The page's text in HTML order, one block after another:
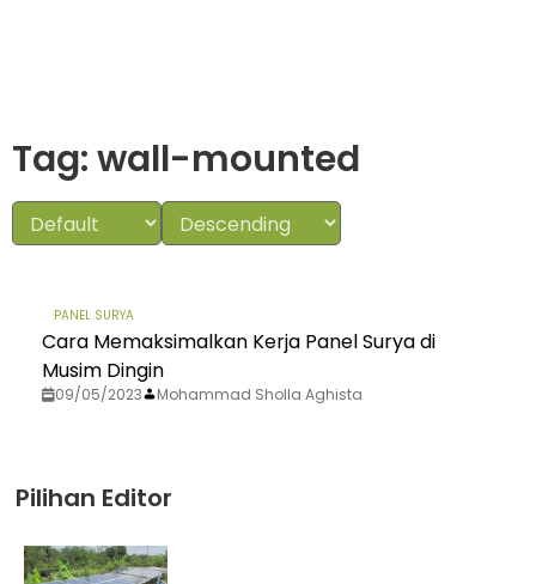
Tag: wall-mounted
PANEL SURYA
Cara Memaksimalkan Kerja Panel Surya di
Musim Dingin
09/05/2023 Mohammad Sholla Aghista
Pilihan Editor